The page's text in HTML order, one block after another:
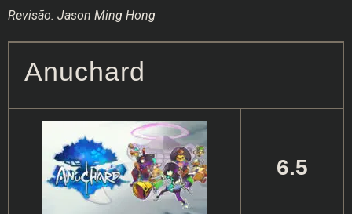
Revisão: Jason Ming Hong
Anuchard
6.5